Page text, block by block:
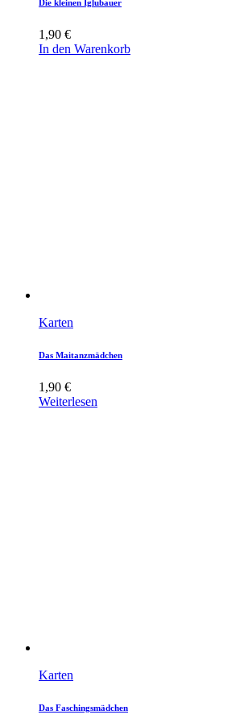
Die kleinen Iglubauer
1,90 €
In den Warenkorb
Karten
Das Maitanzmädchen
1,90 €
Weiterlesen
Karten
Das Faschingsmädchen